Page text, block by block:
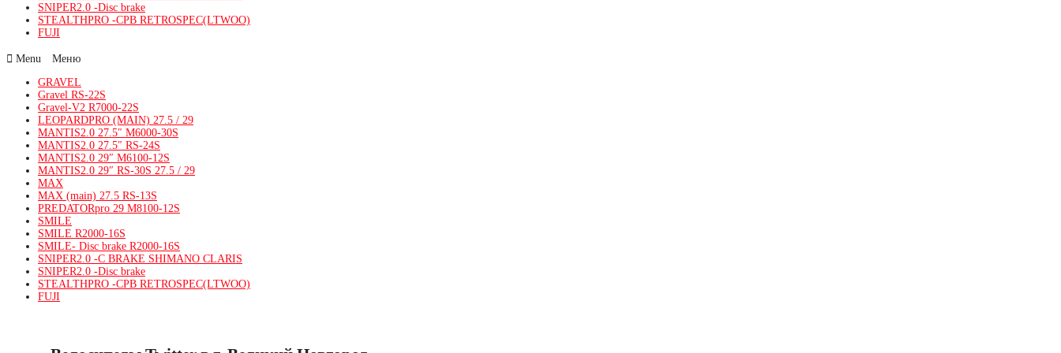
SNIPER2.0 -Disc brake
STEALTHPRO -CPB RETROSPEC(LTWOO)
FUJI
Menu
GRAVEL
Gravel RS-22S
Gravel-V2 R7000-22S
LEOPARDPRO (MAIN) 27.5 / 29
MANTIS2.0 27.5″ M6000-30S
MANTIS2.0 27.5″ RS-24S
MANTIS2.0 29″ M6100-12S
MANTIS2.0 29″ RS-30S 27.5 / 29
MAX
MAX (main) 27.5 RS-13S
PREDATORpro 29 M8100-12S
SMILE
SMILE R2000-16S
SMILE- Disc brake R2000-16S
SNIPER2.0 -C BRAKE SHIMANO CLARIS
SNIPER2.0 -Disc brake
STEALTHPRO -CPB RETROSPEC(LTWOO)
FUJI